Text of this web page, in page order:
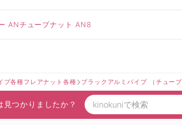
ANチューブナット AN8
プ各種フレアナット各種 ブラックアルミパイプ （チューブ
見つかりましたか？